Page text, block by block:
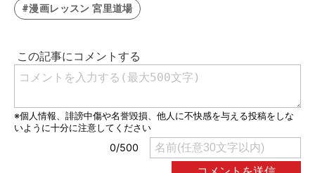
#漫画レッスン 宮里道場